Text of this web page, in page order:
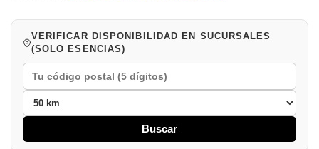
VERIFICAR DISPONIBILIDAD EN SUCURSALES
(SOLO ESENCIAS)
Buscar